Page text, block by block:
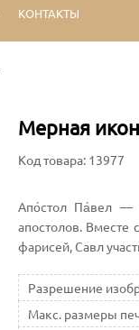
КОНТАКТЫ
Мерная
Код товара: 13977
Апо́стол Па́вел —
апостолов. Вместе
фарисей, Савл
Разрешение
Макс. размеры